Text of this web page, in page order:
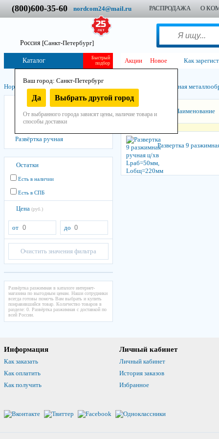
(800)600-35-60 nordcom24@mail.ru РАСПРОДАЖА О
Россия [Санкт-Петербург]
Ваш город: Санкт-Петербург
Да Выбрать другой город
От выбранного города зависят цены, наличие товара и
способы доставки
Быстрый
подбор
Каталог Акции Новое Как
Нордком Инструмент Остнастно-расходный Машинно-ручная
Развёртка машинная
Развёртка разжимная
Развёртка ручная
Остатки
Есть в наличии
Есть в СПБ
Цена (руб.)
от до
Очистить значения фильтра
Развёртка разжимная в каталоге интернет-
магазина по выгодным ценам. Наши сотрудники
всегда готовы помочь Вам выбрать и купить
понравившийся товар. Количество товаров в
разделе: 0. Развёртка разжимная с доставкой по
всей России.
Наименование
Развертка 9
Информация
Как заказать
Как оплатить
Как получить
Личный кабинет
Личный кабинет
История заказов
Избранное